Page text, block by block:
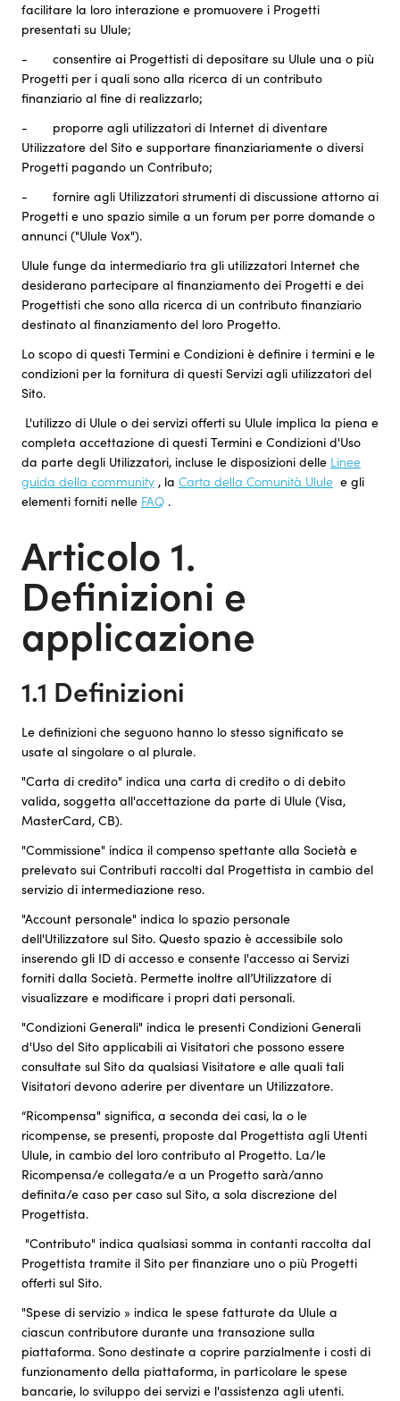
facilitare la loro interazione e promuovere i Progetti
presentati su Ulule;
- consentire ai Progettisti di depositare su Ulule una o più
Progetti per i quali sono alla ricerca di un contributo
finanziario al fine di realizzarlo;
- proporre agli utilizzatori di Internet di diventare
Utilizzatore del Sito e supportare finanziariamente o diversi
Progetti pagando un Contributo;
- fornire agli Utilizzatori strumenti di discussione attorno ai
Progetti e uno spazio simile a un forum per porre domande o
annunci ("Ulule Vox").
Ulule funge da intermediario tra gli utilizzatori Internet che
desiderano partecipare al finanziamento dei Progetti e dei
Progettisti che sono alla ricerca di un contributo finanziario
destinato al finanziamento del loro Progetto.
Lo scopo di questi Termini e Condizioni è definire i termini e le
condizioni per la fornitura di questi Servizi agli utilizzatori del
Sito.
L'utilizzo di Ulule o dei servizi offerti su Ulule implica la piena e
completa accettazione di questi Termini e Condizioni d'Uso
da parte degli Utilizzatori, incluse le disposizioni delle Linee
guida della community , la Carta della Comunità Ulule e gli
elementi forniti nelle FAQ .
Articolo 1.
Definizioni e
applicazione
1.1 Definizioni
Le definizioni che seguono hanno lo stesso significato se
usate al singolare o al plurale.
"Carta di credito" indica una carta di credito o di debito
valida, soggetta all'accettazione da parte di Ulule (Visa,
MasterCard, CB).
"Commissione" indica il compenso spettante alla Società e
prelevato sui Contributi raccolti dal Progettista in cambio del
servizio di intermediazione reso.
"Account personale" indica lo spazio personale
dell'Utilizzatore sul Sito. Questo spazio è accessibile solo
inserendo gli ID di accesso e consente l'accesso ai Servizi
forniti dalla Società. Permette inoltre all’Utilizzatore di
visualizzare e modificare i propri dati personali.
"Condizioni Generali" indica le presenti Condizioni Generali
d'Uso del Sito applicabili ai Visitatori che possono essere
consultate sul Sito da qualsiasi Visitatore e alle quali tali
Visitatori devono aderire per diventare un Utilizzatore.
“Ricompensa" significa, a seconda dei casi, la o le
ricompense, se presenti, proposte dal Progettista agli Utenti
Ulule, in cambio del loro contributo al Progetto. La/le
Ricompensa/e collegata/e a un Progetto sarà/anno
definita/e caso per caso sul Sito, a sola discrezione del
Progettista.
"Contributo" indica qualsiasi somma in contanti raccolta dal
Progettista tramite il Sito per finanziare uno o più Progetti
offerti sul Sito.
"Spese di servizio » indica le spese fatturate da Ulule a
ciascun contributore durante una transazione sulla
piattaforma. Sono destinate a coprire parzialmente i costi di
funzionamento della piattaforma, in particolare le spese
bancarie, lo sviluppo dei servizi e l'assistenza agli utenti.